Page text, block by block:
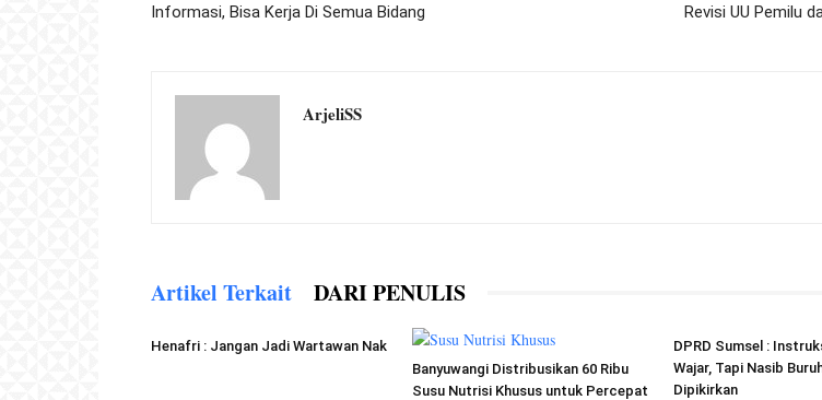
Informasi, Bisa Kerja Di Semua Bidang
Revisi UU Pemilu
ArjeliSS
Artikel Terkait DARI PENULIS
Henafri : Jangan Jadi Wartawan Nak
Banyuwangi Distribusikan 60 Ribu
Susu Nutrisi Khusus untuk Percepat
DPRD Sumsel :
Wajar, Tapi Nasib
Dipikirkan